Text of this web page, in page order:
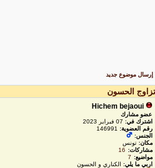
إرسال موضوع جديد
الحسون
Hichem bejaoui
عضو مشارك
اشترك في:07 فبراير 2023
رقم العضوية:146991
الجنس:
مكان:تونس
مشاركات:
16
مواضيع:
7
اربي ما يلي:الكناري و الحسون